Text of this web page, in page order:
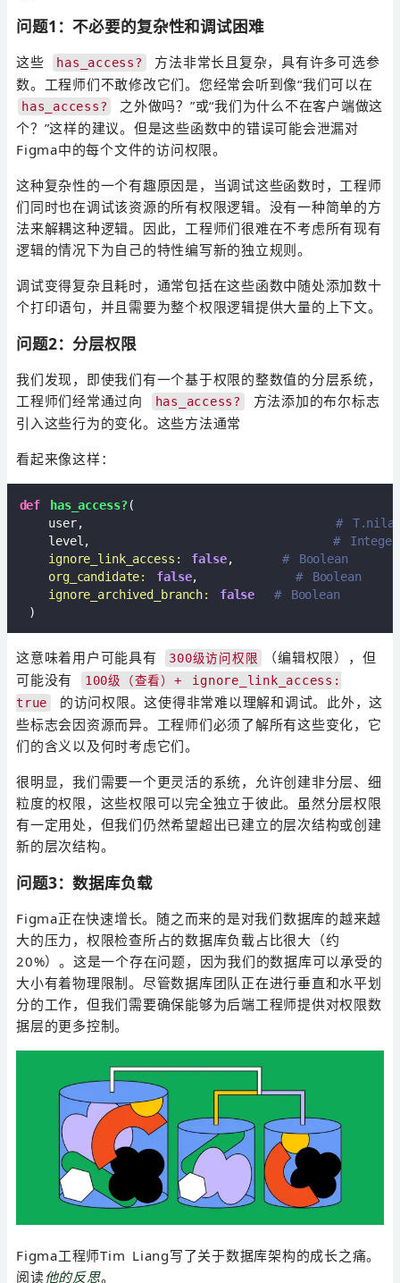
问题1：不必要的复杂性和调试困难
这些 has_access?
方法非常长且复杂，具有许多可选参
数。工程师们不敢修改它们。您经常会听到像“我们可以在
has_access?
之外做吗？”或“我们为什么不在客户端做这
个？”这样的建议。但是这些函数中的错误可能会泄漏对
Figma中的每个文件的访问权限。
这种复杂性的一个有趣原因是，当调试这些函数时，工程师
们同时也在调试该资源的所有权限逻辑。没有一种简单的方
法来解耦这种逻辑。因此，工程师们很难在不考虑所有现有
逻辑的情况下为自己的特性编写新的独立规则。
调试变得复杂且耗时，通常包括在这些函数中随处添加数十
个打印语句，并且需要为整个权限逻辑提供大量的上下文。
问题2：分层权限
我们发现，即使我们有一个基于权限的整数值的分层系统，
工程师们经常通过向
has_access?
方法添加的布尔标志
引入这些行为的变化。这些方法通常
看起来像这样：
def has_access?(
   user,
#
   level,
# Integer
ignore_link_access:
false, # Boolean
org_candidate:
false, # Boolean
ignore_archived_branch:
false
# Boolean
)
这意味着用户可能具有 300级访问权限
（编辑权限），但
可能没有
100级（查看）+ ignore_link_access:
true
的访问权限。这使得非常难以理解和调试。此外，这
些标志会因资源而异。工程师们必须了解所有这些变化，它
们的含义以及何时考虑它们。
很明显，我们需要一个更灵活的系统，允许创建非分层、细
粒度的权限，这些权限可以完全独立于彼此。虽然分层权限
有一定用处，但我们仍然希望超出已建立的层次结构或创建
新的层次结构。
问题3：数据库负载
Figma正在快速增长。随之而来的是对我们数据库的越来越
大的压力，权限检查所占的数据库负载占比很大（约
20%）。这是一个存在问题，因为我们的数据库可以承受的
大小有着物理限制。尽管数据库团队正在进行垂直和水平划
分的工作，但我们需要确保能够为后端工程师提供对权限数
据层的更多控制。
Figma工程师Tim Liang写了关于数据库架构的成长之痛。
阅读他的反思。